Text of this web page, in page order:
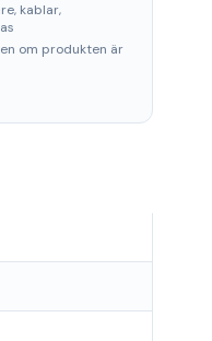
kablar,
om produkten är